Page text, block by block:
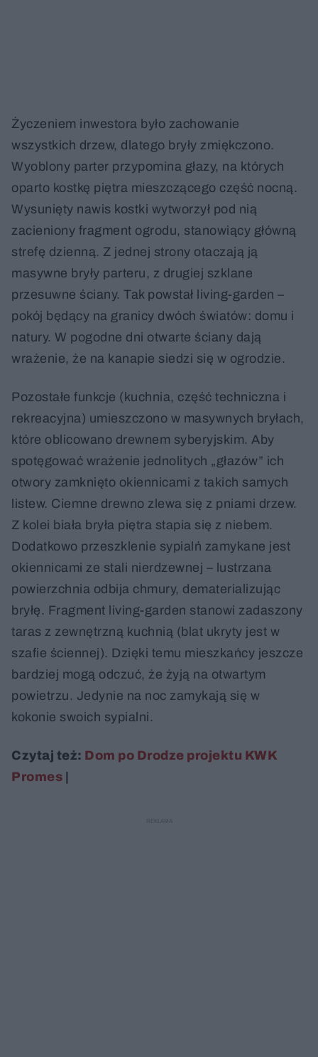
Życzeniem inwestora było zachowanie
wszystkich drzew, dlatego bryły zmiękczono.
Wyoblony parter przypomina głazy, na których
oparto kostkę piętra mieszczącego część nocną.
Wysunięty nawis kostki wytworzył pod nią
zacieniony fragment ogrodu, stanowiący główną
strefę dzienną. Z jednej strony otaczają ją
masywne bryły parteru, z drugiej szklane
przesuwne ściany. Tak powstał living-garden –
pokój będący na granicy dwóch światów: domu i
natury. W pogodne dni otwarte ściany dają
wrażenie, że na kanapie siedzi się w ogrodzie.
Pozostałe funkcje (kuchnia, część techniczna i
rekreacyjna) umieszczono w masywnych bryłach,
które oblicowano drewnem syberyjskim. Aby
spotęgować wrażenie jednolitych „głazów” ich
otwory zamknięto okiennicami z takich samych
listew. Ciemne drewno zlewa się z pniami drzew.
Z kolei biała bryła piętra stapia się z niebem.
Dodatkowo przeszklenie sypialń zamykane jest
okiennicami ze stali nierdzewnej – lustrzana
powierzchnia odbija chmury, dematerializując
bryłę. Fragment living-garden stanowi zadaszony
taras z zewnętrzną kuchnią (blat ukryty jest w
szafie ściennej). Dzięki temu mieszkańcy jeszcze
bardziej mogą odczuć, że żyją na otwartym
powietrzu. Jedynie na noc zamykają się w
kokonie swoich sypialni.
Czytaj też: Dom po Drodze projektu KWK
Promes